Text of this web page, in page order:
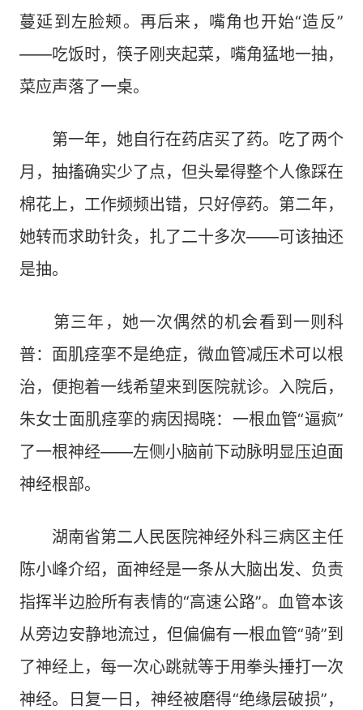
蔓延到左脸颊。再后来，嘴角也开始“造反”
——吃饭时，筷子刚夹起菜，嘴角猛地一抽，
菜应声落了一桌。
第一年，她自行在药店买了药。吃了两个
月，抽搐确实少了点，但头晕得整个人像踩在
棉花上，工作频频出错，只好停药。第二年，
她转而求助针灸，扎了二十多次——可该抽还
是抽。
第三年，她一次偶然的机会看到一则科
普：面肌痉挛不是绝症，微血管减压术可以根
治，便抱着一线希望来到医院就诊。入院后，
朱女士面肌痉挛的病因揭晓：一根血管“逼疯”
了一根神经——左侧小脑前下动脉明显压迫面
神经根部。
湖南省第二人民医院神经外科三病区主任
陈小峰介绍，面神经是一条从大脑出发、负责
指挥半边脸所有表情的“高速公路”。血管本该
从旁边安静地流过，但偏偏有一根血管“骑”到
了神经上，每一次心跳就等于用拳头捶打一次
神经。日复一日，神经被磨得“绝缘层破损”，